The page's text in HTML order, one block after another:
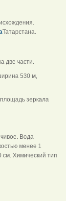
Татарстана.
две части.
530 м,
зеркала
Вода
менее 1
см. Химический тип